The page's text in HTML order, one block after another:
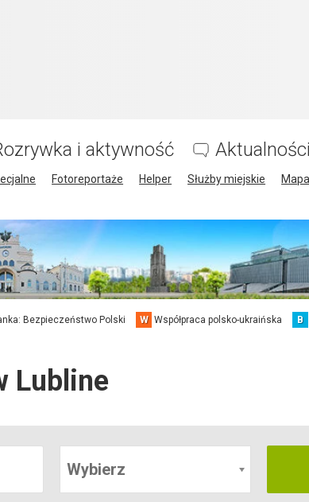
i aktywność Aktualności
Fotoreportaże Helper Służby miejskie
Bezpieczeństwo Polski W Współpraca polsko-ukraińska B
Lubline
Wybierz